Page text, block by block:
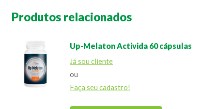
Produtos relacionados
Up-Melaton Activida 60 cápsulas
Já sou cliente
ou
Faça seu cadastro!